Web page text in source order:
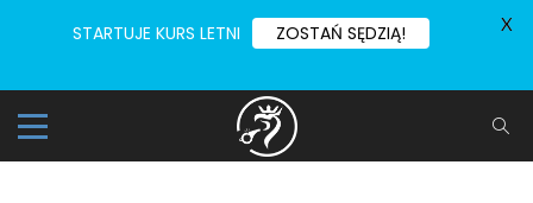
STARTUJE KURS LETNI ZOSTAŃ SĘDZIĄ! X